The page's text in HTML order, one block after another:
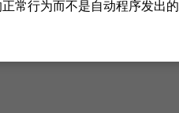
常行为而不是自动程序发出的